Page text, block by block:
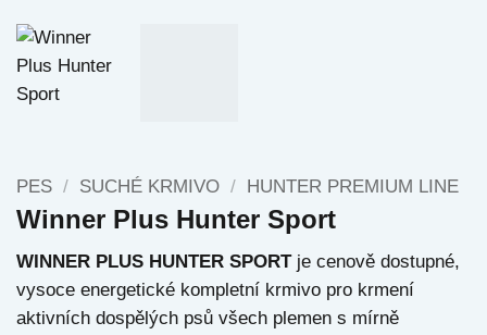
PES / SUCHÉ KRMIVO / HUNTER PREMIUM LINE
Winner Plus Hunter Sport
WINNER PLUS HUNTER SPORTje cenově dostupné,
vysoce energetické kompletní krmivo pro krmení
aktivních dospělých psů všech plemen s mírně